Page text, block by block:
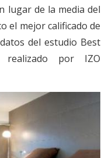
lugar de la media del
el mejor calificado de
del estudio Best
realizado por IZO